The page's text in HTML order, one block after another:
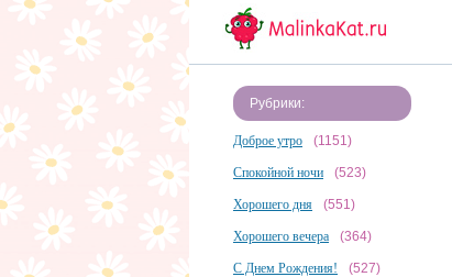
Рубрики:
Доброе утро (1151)
Спокойной ночи (523)
Хорошего дня (551)
Хорошего вечера (364)
С Днем Рождения! (527)